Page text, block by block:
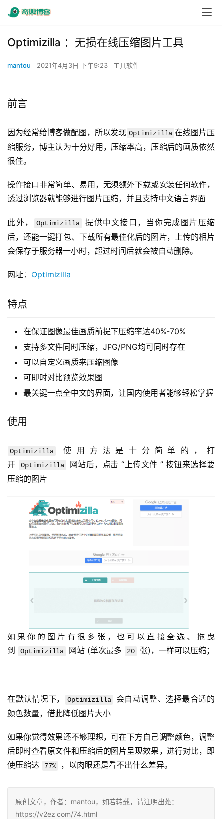
Optimizilla ：无损在线压缩图片工具
mantou 2021年4月3日 下午9:23 工具软件
前言
因为经常给博客做配图，所以发现 Optimizilla 在线图片压
缩服务，博主认为十分好用，压缩率高，压缩后的画质依然
很佳。
操作接口非常简单、易用，无须额外下载或安装任何软件，
透过浏览器就能够进行图片压缩，并且支持中文语言界面
此外， Optimizilla
提供中文接口，当你完成图片压缩
后，还能一键打包、下载所有最佳化后的图片，上传的相片
会保存于服务器一小时，超过时间后就会被自动删除。
网址： Optimizilla
特点
在保证图像最佳画质前提下压缩率达40%-70%
支持多文件同时压缩，JPG/PNG均可同时存在
可以自定义画质来压缩图像
可即时对比预览效果图
最关键一点全中文的界面，让国内使用者能够轻松掌握
使用
Optimizilla
使用方法是十分简单的，打
开
Optimizilla
网站后，点击 “上传文件 ” 按钮来选择要
压缩的图片
如果你的图片有很多张，也可以直接全选、拖曳
到
Optimizilla 网站 (单次最多 20 张)，一样可以压缩；
在默认情况下， Optimizilla
会自动调整、选择最合适的
颜色数量，借此降低图片大小
如果你觉得效果还不够理想，可在下方自己调整颜色，调整
后即时查看原文件和压缩后的图片呈现效果，进行对比，即
使压缩达
77% ，以肉眼还是看不出什么差异。
原创文章，作者：mantou，如若转载，请注明出处：
https://v2ez.com/74.html